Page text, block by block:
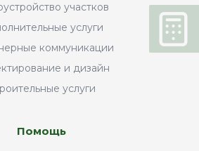
участков
услуги
коммуникации
и дизайн
услуги
Помощь